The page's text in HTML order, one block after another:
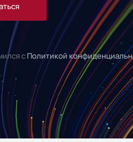
сПолитикой